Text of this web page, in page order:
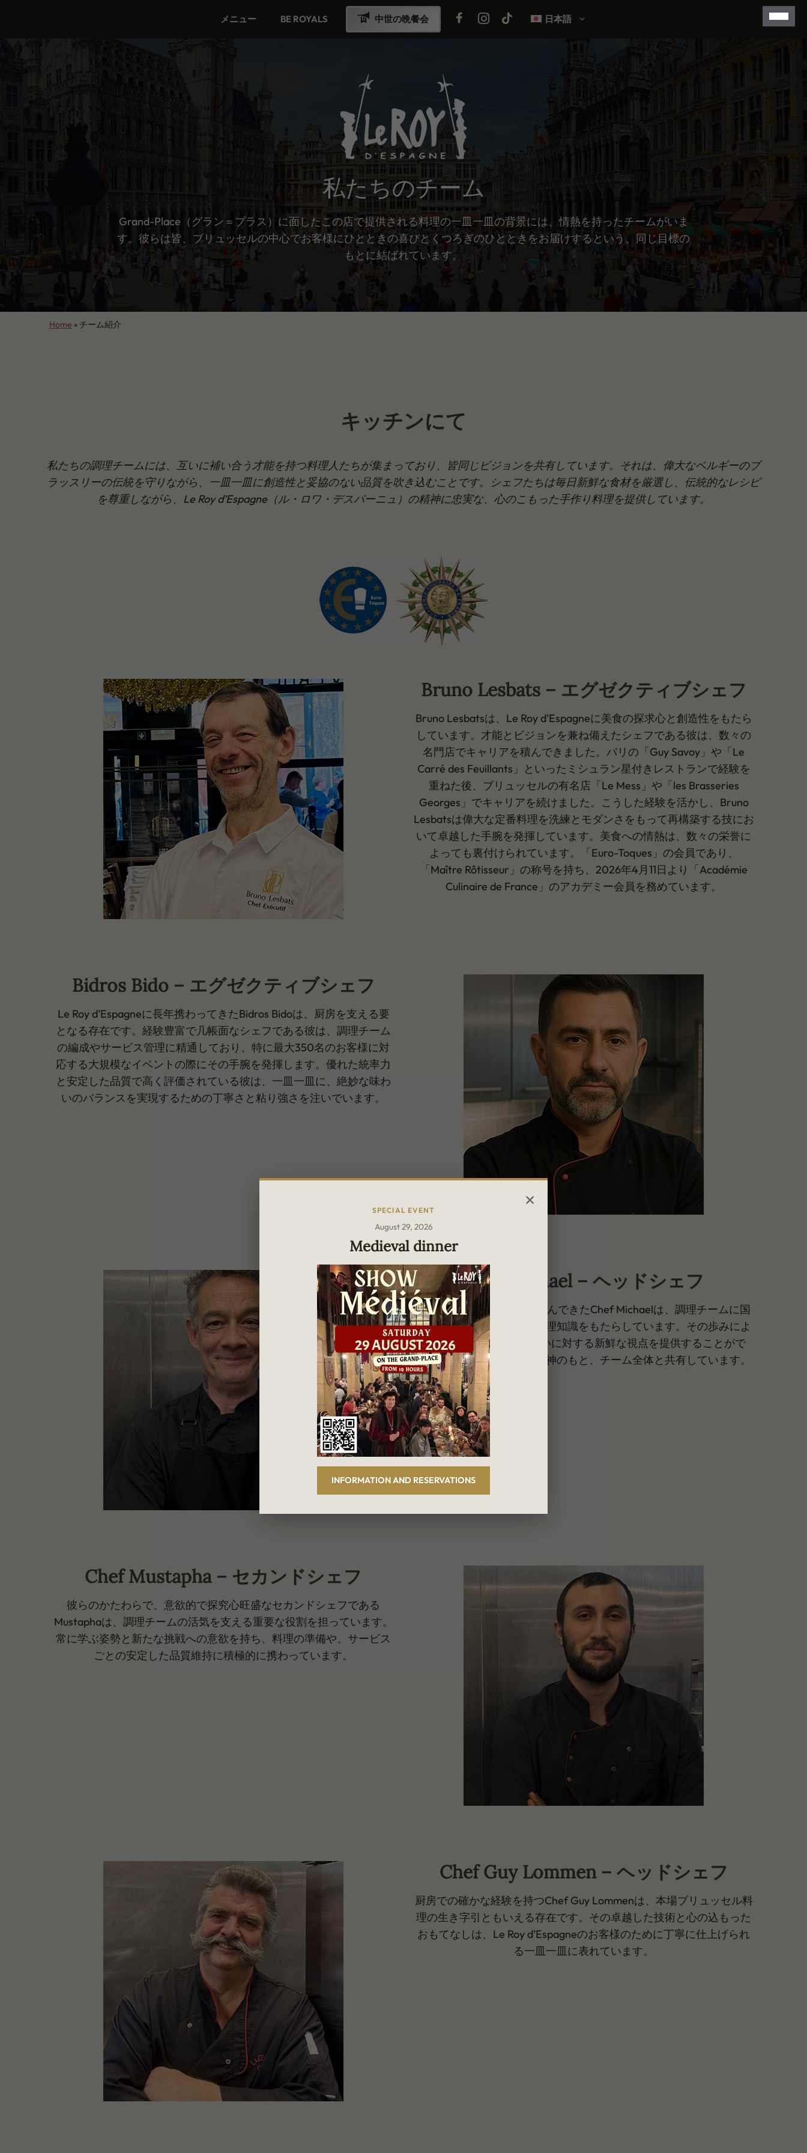
メニュー BE ROYALS 中世の晩餐会 日本語
私たちのチーム
Grand-Place（グラン＝プラス）に面したこの店で提供される料理の一皿一皿の背景には、情熱を持ったチームがいま
す。彼らは皆、ブリュッセルの中心でお客様にひとときの喜びとくつろぎのひとときをお届けするという、同じ目標の
もとに結ばれています。
Home » チーム紹介
キッチンにて
私たちの調理チームには、互いに補い合う才能を持つ料理人たちが集まっており、皆同じビジョンを共有しています。それは、偉大なベルギーのブ
ラッスリーの伝統を守りながら、一皿一皿に創造性と妥協のない品質を吹き込むことです。シェフたちは毎日新鮮な食材を厳選し、伝統的なレシピ
を尊重しながら、Le Roy d’Espagne（ル・ロワ・デスパーニュ）の精神に忠実な、心のこもった手作り料理を提供しています。
Bruno Lesbats – エグゼクティブシェフ
Bruno Lesbatsは、Le Roy d’Espagneに美食の探求心と創造性をもたら
しています。才能とビジョンを兼ね備えたシェフである彼は、数々の
名門店でキャリアを積んできました。パリの「Guy Savoy」や「Le
Carré des Feuillants」といったミシュラン星付きレストランで経験を
重ねた後、ブリュッセルの有名店「Le Mess」や「les Brasseries
Georges」でキャリアを続けました。こうした経験を活かし、Bruno
Lesbatsは偉大な定番料理を洗練とモダンさをもって再構築する技にお
いて卓越した手腕を発揮しています。美食への情熱は、数々の栄誉に
よっても裏付けられています。「Euro-Toques」の会員であり、
「Maître Rôtisseur」の称号を持ち、2026年4月11日より「Académie
Culinaire de France」のアカデミー会員を務めています。
Bidros Bido – エグゼクティブシェフ
Le Roy d’Espagneに長年携わってきたBidros Bidoは、厨房を支える要
となる存在です。経験豊富で几帳面なシェフである彼は、調理チーム
の編成やサービス管理に精通しており、特に最大350名のお客様に対
応する大規模なイベントの際にその手腕を発揮します。優れた統率力
と安定した品質で高く評価されている彼は、一皿一皿に、絶妙な味わ
いのバランスを実現するための丁寧さと粘り強さを注いでいます。
Chef Michael – ヘッドシェフ
長年アジア各地で経験を積んできたChef Michaelは、調理チームに国
際色豊かな背景と幅広い料理知識をもたらしています。その歩みによ
って、食材や技法、味わいに対する新鮮な視点を提供することがで
き、それを交流と指導の精神のもと、チーム全体と共有しています。
Chef Mustapha – セカンドシェフ
彼らのかたわらで、意欲的で探究心旺盛なセカンドシェフである
Mustaphaは、調理チームの活気を支える重要な役割を担っています。
常に学ぶ姿勢と新たな挑戦への意欲を持ち、料理の準備や、サービス
ごとの安定した品質維持に積極的に携わっています。
Chef Guy Lommen – ヘッドシェフ
厨房での確かな経験を持つChef Guy Lommenは、本場ブリュッセル料
理の生き字引ともいえる存在です。その卓越した技術と心の込もった
おもてなしは、Le Roy d’Espagneのお客様のために丁寧に仕上げられ
る一皿一皿に表れています。
SPECIAL EVENT
August 29, 2026
Medieval dinner
INFORMATION AND RESERVATIONS